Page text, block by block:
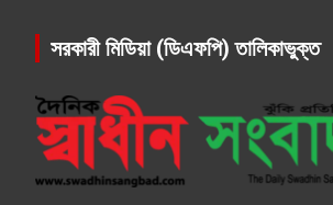
সরকারী মিডিয়া (ডিএফপি) তালিকাভুক্ত